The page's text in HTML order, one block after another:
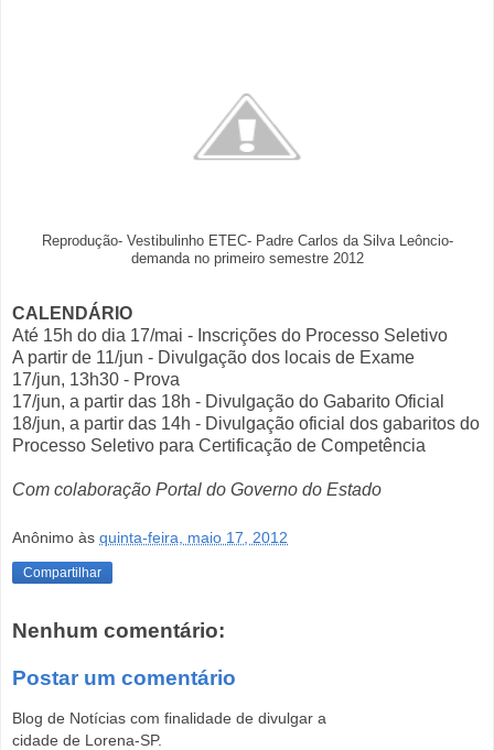
Reprodução- Vestibulinho ETEC- Padre Carlos da Silva Leôncio-
demanda no primeiro semestre 2012
CALENDÁRIO
Até 15h do dia 17/mai - Inscrições do Processo Seletivo
A partir de 11/jun - Divulgação dos locais de Exame
17/jun, 13h30 - Prova
17/jun, a partir das 18h - Divulgação do Gabarito Oficial
18/jun, a partir das 14h - Divulgação oficial dos gabaritos do
Processo Seletivo para Certificação de Competência
Com colaboração Portal do Governo do Estado
Anônimo às quinta-feira, maio 17, 2012
Compartilhar
Nenhum comentário:
Postar um comentário
Blog de Notícias com finalidade de divulgar a
cidade de Lorena-SP.